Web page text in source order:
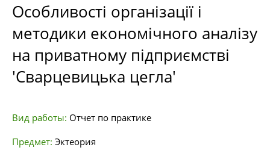
Особливості організації і
методики економічного аналізу
на приватному підприємстві
'Сварцевицька цегла'
Вид работы: Отчет по практике
Предмет: Эктеория